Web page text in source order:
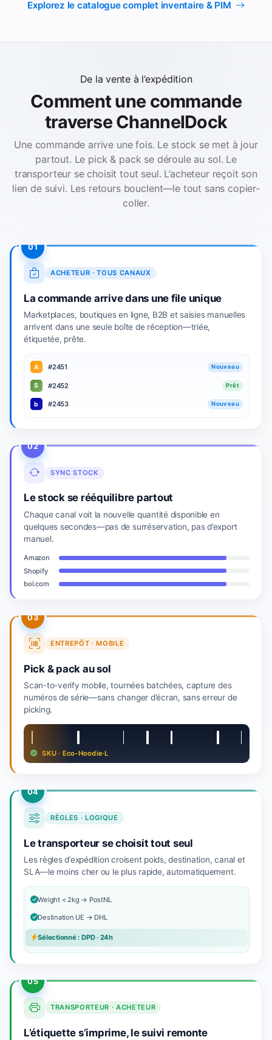
Explorez le catalogue complet inventaire & PIM
De la vente à l’expédition
Comment une commande
traverse ChannelDock
Une commande arrive une fois. Le stock se met à jour
partout. Le pick & pack se déroule au sol. Le
transporteur se choisit tout seul. L’acheteur reçoit son
lien de suivi. Les retours bouclent—le tout sans copier-
coller.
01
ACHETEUR · TOUS CANAUX
La commande arrive dans une file unique
Marketplaces, boutiques en ligne, B2B et saisies manuelles
arrivent dans une seule boîte de réception—triée,
étiquetée, prête.
A #2451 Nouveau
S #2452 Prêt
b #2453 Nouveau
02
SYNC STOCK
Le stock se rééquilibre partout
Chaque canal voit la nouvelle quantité disponible en
quelques secondes—pas de surréservation, pas d’export
manuel.
Amazon
Shopify
bol.com
03
ENTREPÔT · MOBILE
Pick & pack au sol
Scan-to-verify mobile, tournées batchées, capture des
numéros de série—sans changer d’écran, sans erreur de
picking.
SKU · Eco-Hoodie·L
04
RÈGLES · LOGIQUE
Le transporteur se choisit tout seul
Les règles d’expédition croisent poids, destination, canal et
SLA—le moins cher ou le plus rapide, automatiquement.
Weight < 2kg → PostNL
Destination UE → DHL
Sélectionné : DPD · 24h
05
TRANSPORTEUR · ACHETEUR
L’étiquette s’imprime, le suivi remonte